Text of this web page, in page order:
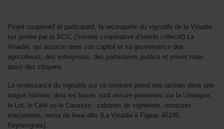
Projet coopératif et participatif, la reconquête du vignoble de la Vinadie
est portée par la SCIC (Société coopérative d’intérêt collectif) La
Vinadie, qui associe dans son capital et sa gouvernance des
agriculteurs, des entreprises, des partenaires publics et privés mais
aussi des citoyens
Ремонт жилья часто требует дополнительных вложений, которые
сложно запланировать заранее. Онлайн-финансирование помогает
не откладывать важные работы.кредит на ремонт квартиры и
жильяпозволяет распределить расходы более равномерно.
Процесс оформления проходит дистанционно. Это экономит время
La renaissance du vignoble sur ce territoire prend ses racines dans une
longue histoire, dont les traces sont encore présentes sur la Limargue,
le Lot, le Célé ou le Caussse : cabanes de vignerons, terrasses
maçonnées, noms de lieux-dits (La Vinadie à Figeac 46100,
Reyrevignes).